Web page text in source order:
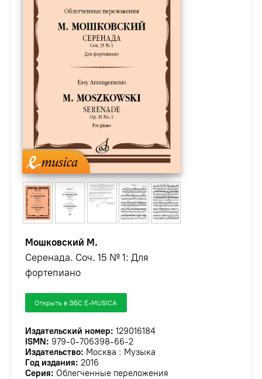
Мошковский М.
Серенада. Соч. 15 № 1: Для
фортепиано
Открыть в ЭБС E-MUSICA
Издательский номер: 129016184
ISMN: 979-0-706398-66-2
Издательство: Москва : Музыка
Год издания: 2016
Серия: Облегченные переложения